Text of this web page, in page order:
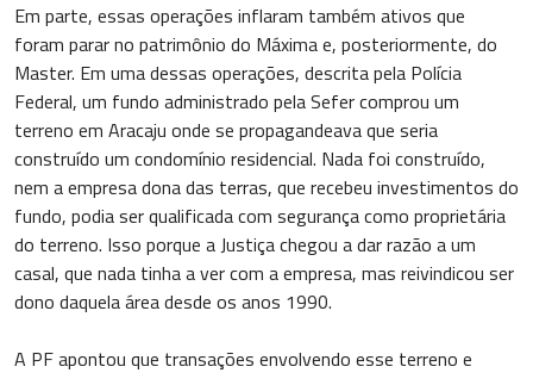
Em parte, essas operações inflaram também ativos que
foram parar no patrimônio do Máxima e, posteriormente, do
Master. Em uma dessas operações, descrita pela Polícia
Federal, um fundo administrado pela Sefer comprou um
terreno em Aracaju onde se propagandeava que seria
construído um condomínio residencial. Nada foi construído,
nem a empresa dona das terras, que recebeu investimentos do
fundo, podia ser qualificada com segurança como proprietária
do terreno. Isso porque a Justiça chegou a dar razão a um
casal, que nada tinha a ver com a empresa, mas reivindicou ser
dono daquela área desde os anos 1990.
A PF apontou que transações envolvendo esse terreno e